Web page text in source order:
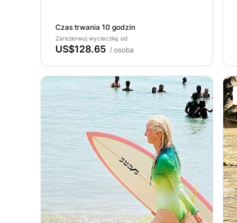
Czas trwania 10 godzin
Zarezerwuj wycieczkę od
US$128.65 / osoba